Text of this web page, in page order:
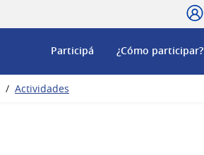
Participá ¿Cómo participar?
/ Actividades